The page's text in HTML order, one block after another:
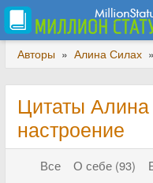
Авторы » Алина Силах »
Цитаты
настроение
Все О себе (93)